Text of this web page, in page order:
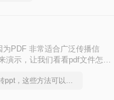
PDF 非常适合广泛传播信
演示，让我们看看pdf文件怎么
pdf能转ppt，这些方法可以帮到你